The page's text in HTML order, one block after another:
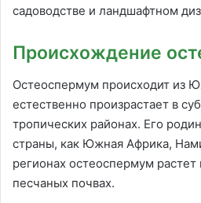
садоводстве и ландшафтном
Происхождение
Остеоспермум происходит из
естественно произрастает в
тропических районах. Его
страны, как Южная Африка,
регионах остеоспермум растет
песчаных почвах.